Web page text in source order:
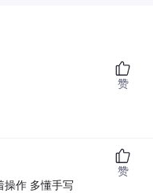
赞
操作 多懂手写
赞